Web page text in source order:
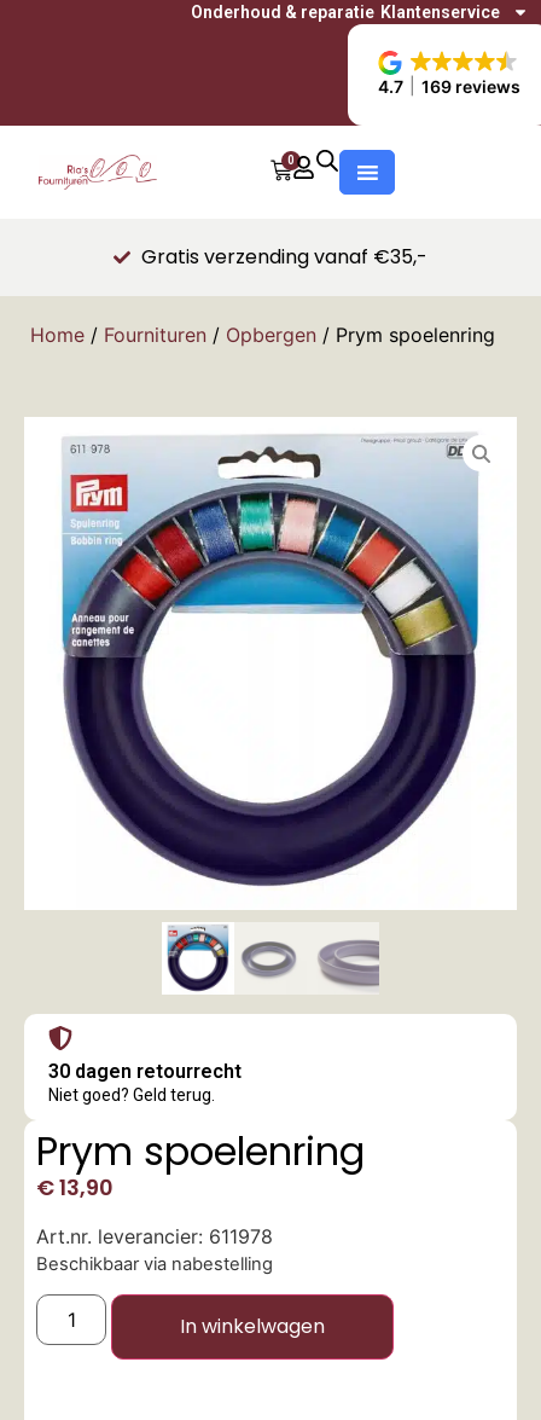
4.7 169 reviews
Onderhoud & reparatie Klantenservice
0
Gratis verzending vanaf €35,-
Home / Fournituren / Opbergen / Prym spoelenring
30 dagen retourrecht
Niet goed? Geld terug.
Prym spoelenring
€13,90
Art.nr. leverancier: 611978
Beschikbaar via nabestelling
In winkelwagen